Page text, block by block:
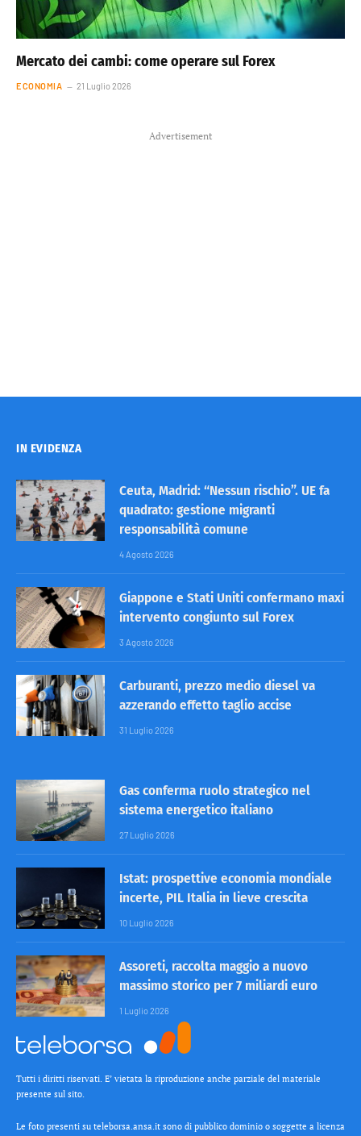
Mercato dei cambi: come operare sul Forex
ECONOMIA 21 Luglio 2026
Advertisement
IN EVIDENZA
Ceuta, Madrid: “Nessun rischio”. UE fa
quadrato: gestione migranti
responsabilità comune
4 Agosto 2026
Giappone e Stati Uniti confermano maxi
intervento congiunto sul Forex
3 Agosto 2026
Carburanti, prezzo medio diesel va
azzerando effetto taglio accise
31 Luglio 2026
Gas conferma ruolo strategico nel
sistema energetico italiano
27 Luglio 2026
Istat: prospettive economia mondiale
incerte, PIL Italia in lieve crescita
10 Luglio 2026
Assoreti, raccolta maggio a nuovo
massimo storico per 7 miliardi euro
1 Luglio 2026
Tutti i diritti riservati. E’ vietata la riproduzione anche parziale del materiale
presente sul sito.
Le foto presenti su teleborsa.ansa.it sono di pubblico dominio o soggette a licenza